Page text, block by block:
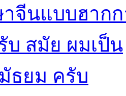
จีนแบบฮาก
บ สมัย ผมเป็น
ธยม ครับ